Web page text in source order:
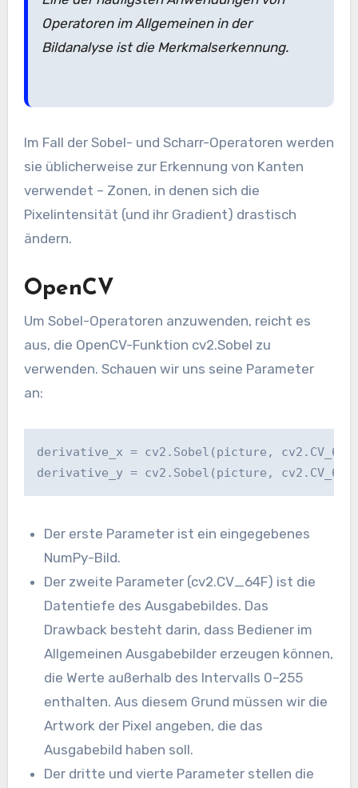
Operatoren im Allgemeinen in der
Bildanalyse ist die Merkmalserkennung.
Im Fall der Sobel- und Scharr-Operatoren werden
sie üblicherweise zur Erkennung von Kanten
verwendet – Zonen, in denen sich die
Pixelintensität (und ihr Gradient) drastisch
ändern.
OpenCV
Um Sobel-Operatoren anzuwenden, reicht es
aus, die OpenCV-Funktion cv2.Sobel zu
verwenden. Schauen wir uns seine Parameter
an:
derivative_x = cv2.Sobel(picture,
derivative_y = cv2.Sobel(picture,
Der erste Parameter ist ein eingegebenes
NumPy-Bild.
Der zweite Parameter (cv2.CV_64F) ist die
Datentiefe des Ausgabebildes. Das
Drawback besteht darin, dass Bediener im
Allgemeinen Ausgabebilder erzeugen können,
die Werte außerhalb des Intervalls 0–255
enthalten. Aus diesem Grund müssen wir die
Artwork der Pixel angeben, die das
Ausgabebild haben soll.
Der dritte und vierte Parameter stellen die